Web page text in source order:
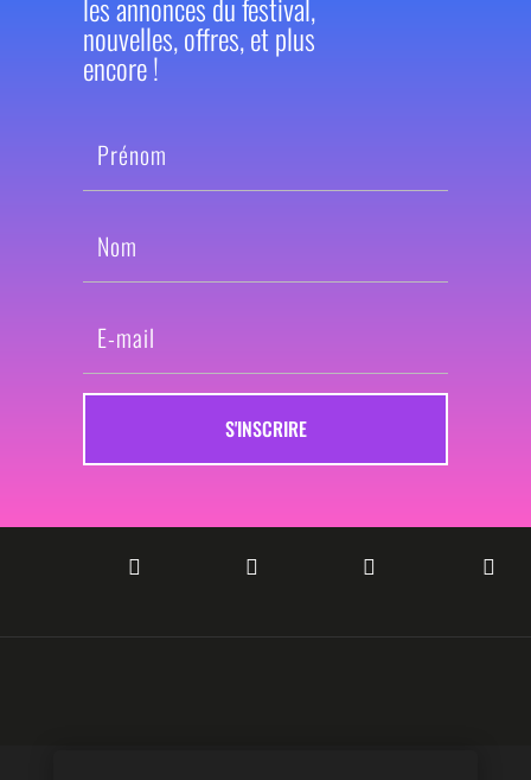
nouvelles, offres, et plus
encore !
S'INSCRIRE
   